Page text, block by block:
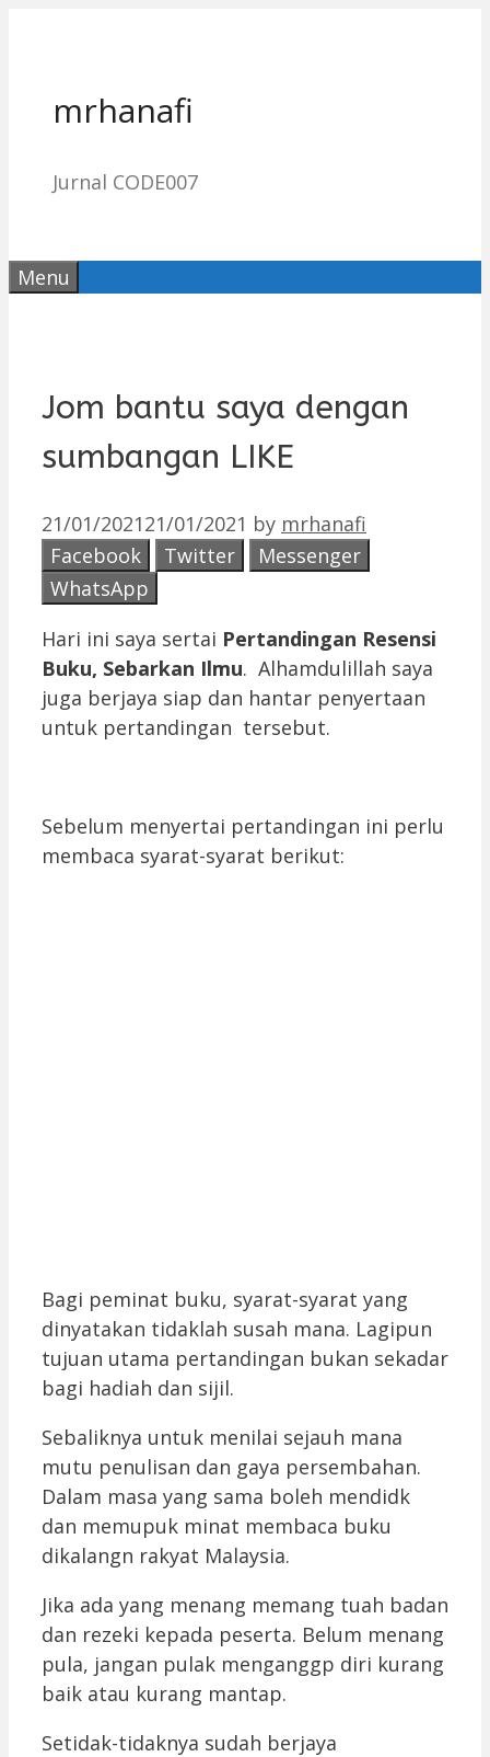
mrhanafi
Jurnal CODE007
Menu
Jom bantu saya dengan
sumbangan LIKE
21/01/202121/01/2021 by mrhanafi
Facebook
Twitter
Messenger
WhatsApp
Hari ini saya sertai Pertandingan Resensi
Buku, Sebarkan Ilmu. Alhamdulillah saya
juga berjaya siap dan hantar penyertaan
untuk pertandingan tersebut.
Sebelum menyertai pertandingan ini perlu
membaca syarat-syarat berikut:
Bagi peminat buku, syarat-syarat yang
dinyatakan tidaklah susah mana. Lagipun
tujuan utama pertandingan bukan sekadar
bagi hadiah dan sijil.
Sebaliknya untuk menilai sejauh mana
mutu penulisan dan gaya persembahan.
Dalam masa yang sama boleh mendidk
dan memupuk minat membaca buku
dikalangn rakyat Malaysia.
Jika ada yang menang memang tuah badan
dan rezeki kepada peserta. Belum menang
pula, jangan pulak menganggp diri kurang
baik atau kurang mantap.
Setidak-tidaknya sudah berjaya